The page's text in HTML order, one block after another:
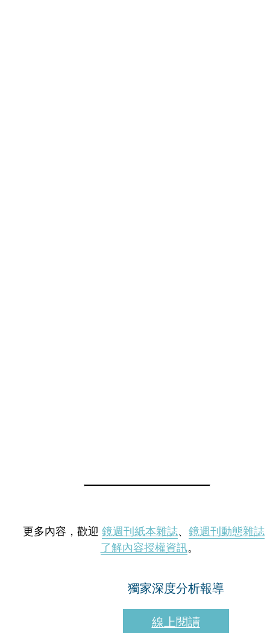
更多內容，歡迎 鏡週刊紙本雜誌、 鏡週刊動態雜誌
了解內容授權資訊。
獨家深度分析報導
線上閱讀